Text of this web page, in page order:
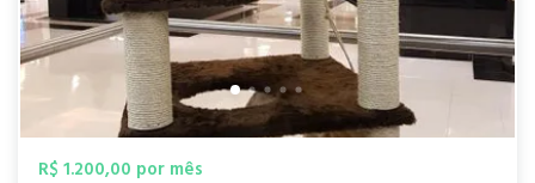
R$ 1.200,00 por mês